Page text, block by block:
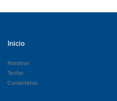
Inicio
Nosotros
Tarifas
Contactános